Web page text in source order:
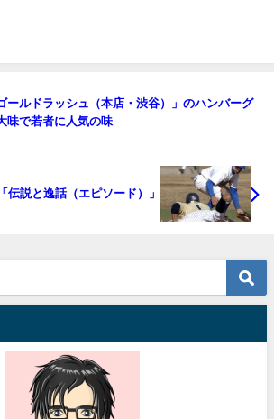
ールドラッシュ（本店・渋谷）」のハンバーグ
味で若者に人気の味
伝説と逸話（エピソード）」